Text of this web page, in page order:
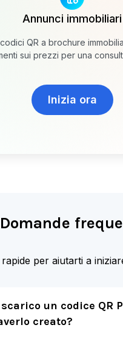
Annunci immobiliari
QR a brochure
sui prezzi per una
Inizia ora
Domande
rapide per aiutarti a
un codice QR
creato?